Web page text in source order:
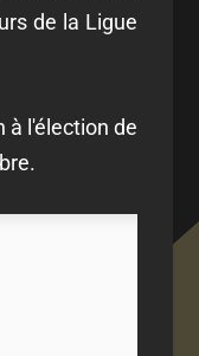
de la Ligue
à l'élection de